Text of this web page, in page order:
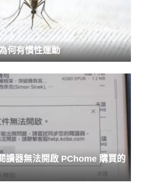
何有慣性運動
讀器無法開啟 PChome 購買的